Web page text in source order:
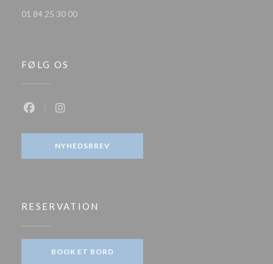
01 84 25 30 00
FØLG OS
NYHEDSBREV
RESERVATION
BOOK ET BORD